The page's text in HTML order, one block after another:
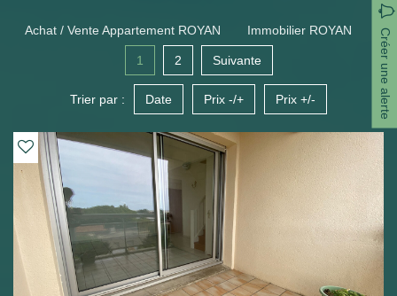
Achat / Vente Appartement ROYAN Immobilier ROYAN Créer une alerte
1 2 Suivante
Trier par : Date Prix -/+ Prix +/-